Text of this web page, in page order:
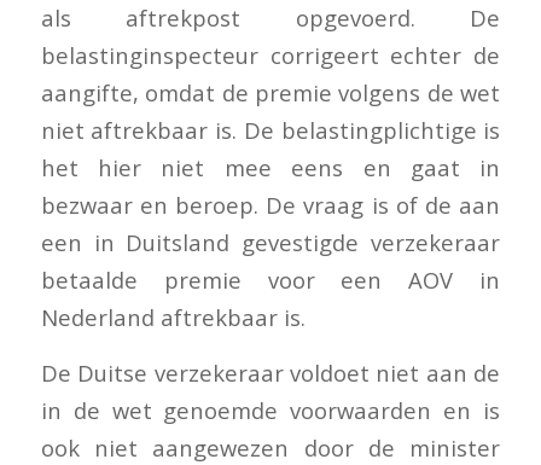
als aftrekpost opgevoerd. De
belastinginspecteur corrigeert echter de
aangifte, omdat de premie volgens de wet
niet aftrekbaar is. De belastingplichtige is
het hier niet mee eens en gaat in
bezwaar en beroep. De vraag is of de aan
een in Duitsland gevestigde verzekeraar
betaalde premie voor een AOV in
Nederland aftrekbaar is.
De Duitse verzekeraar voldoet niet aan de
in de wet genoemde voorwaarden en is
ook niet aangewezen door de minister